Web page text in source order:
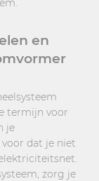
en
termijn voor
je
dat je niet
zorg je